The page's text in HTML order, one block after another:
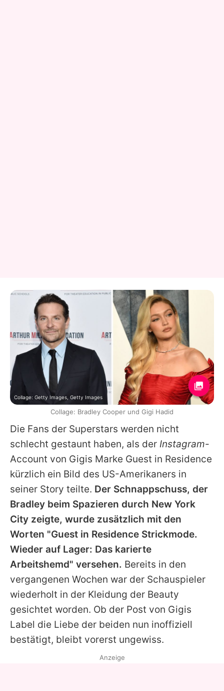
Die Fans der Superstars werden nicht
schlecht gestaunt haben, als der Instagram-
Account von Gigis Marke Guest in Residence
kürzlich ein Bild des US-Amerikaners in
seiner Story teilte. Der Schnappschuss, der
Bradley beim Spazieren durch New York
City zeigte, wurde zusätzlich mit den
Worten "Guest in Residence Strickmode.
Wieder auf Lager: Das karierte
Arbeitshemd" versehen. Bereits in den
vergangenen Wochen war der Schauspieler
wiederholt in der Kleidung der Beauty
gesichtet worden. Ob der Post von Gigis
Label die Liebe der beiden nun inoffiziell
bestätigt, bleibt vorerst ungewiss.
Collage: Getty Images, Getty Images
Collage: Bradley Cooper und Gigi Hadid
Anzeige